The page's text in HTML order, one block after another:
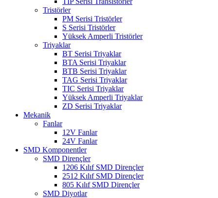
Tristörler
PM Serisi Tristörler
S Serisi Tristörler
Yüksek Amperli Tristörler
Triyaklar
BT Serisi Triyaklar
BTA Serisi Triyaklar
BTB Serisi Triyaklar
TAG Serisi Triyaklar
TIC Serisi Triyaklar
Yüksek Amperli Triyaklar
ZD Serisi Triyaklar
Mekanik
Fanlar
12V Fanlar
24V Fanlar
SMD Komponentler
SMD Dirençler
1206 Kılıf SMD Dirençler
2512 Kılıf SMD Dirençler
805 Kılıf SMD Dirençler
SMD Diyotlar